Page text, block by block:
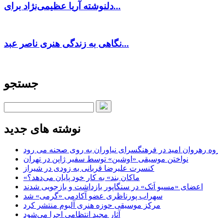
دلنوشته آریا عظیمی‌نژاد برای...
نگاهی به زندگی هنری ناصر عبد...
جستجو
نوشته های جدید
رهروان امید در فرهنگسرای نیاوران به روی صحنه می رود
نواختن موسیقی «اوشین» توسط سفیر ژاپن در تهران
کنسرت علیرضا قربانی به زودی در شیراز
«ماکان بند» به کار خود پایان می‌دهد؟
اعضای «مسیو اَتک» در سنگاپور بازداشت و بازجویی شدند
سهراب پورناظری عضو آکادمی «گرمی» شد
مرکز موسیقی حوزه هنری آلبوم منتشر کرد
آثار مجید انتظامی اجرا می‌شود